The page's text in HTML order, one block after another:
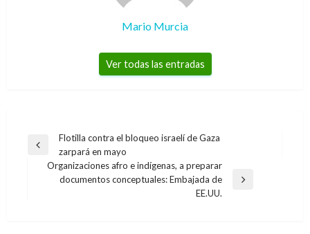
Mario Murcia
Ver todas las entradas
Navegación
entradas
Entrada
anterior
Flotilla contra el bloqueo israelí de Gaza
zarpará en mayo
Entrada
Organizaciones afro e indígenas, a preparar
documentos conceptuales: Embajada de
EE.UU.